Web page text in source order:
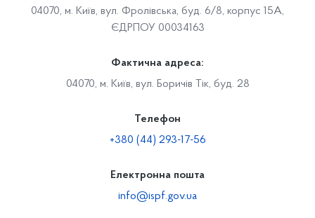
04070, м. Київ, вул. Фролівська, буд. 6/8, корпус 15А,
ЄДРПОУ 00034163
Фактична адреса:
04070, м. Київ, вул. Боричів Тік, буд. 28
Телефон
+380 (44) 293-17-56
Електронна пошта
info@ispf.gov.ua